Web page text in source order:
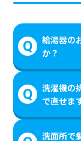
給湯器の
か？
洗濯機の
で直せま
洗面所で